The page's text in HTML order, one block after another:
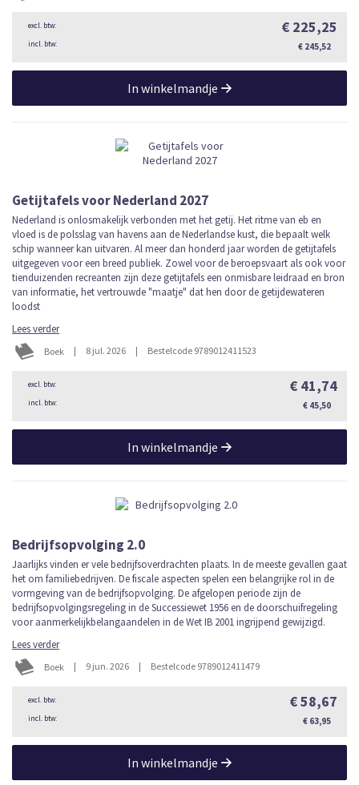
€ 225,25
€ 245,52
In winkelmandje
Getijtafels voor Nederland 2027
Nederland is onlosmakelijk verbonden met het getij. Het ritme van eb en
vloed is de polsslag van havens aan de Nederlandse kust, die bepaalt welk
schip wanneer kan uitvaren. Al meer dan honderd jaar worden de getijtafels
uitgegeven voor een breed publiek. Zowel voor de beroepsvaart als ook voor
tienduizenden recreanten zijn deze getijtafels een onmisbare leidraad en bron
van informatie, het vertrouwde "maatje" dat hen door de getijdewateren
loodst
Lees verder
Boek | 8 jul. 2026 | Bestelcode 9789012411523
€ 41,74
€ 45,50
In winkelmandje
Bedrijfsopvolging 2.0
Jaarlijks vinden er vele bedrijfsoverdrachten plaats. In de meeste gevallen gaat
het om familiebedrijven. De fiscale aspecten spelen een belangrijke rol in de
vormgeving van de bedrijfsopvolging. De afgelopen periode zijn de
bedrijfsopvolgingsregeling in de Successiewet 1956 en de doorschuifregeling
voor aanmerkelijkbelangaandelen in de Wet IB 2001 ingrijpend gewijzigd.
Lees verder
Boek | 9 jun. 2026 | Bestelcode 9789012411479
€ 58,67
€ 63,95
In winkelmandje